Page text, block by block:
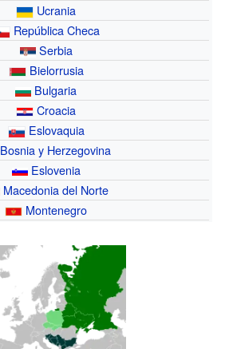
Ucrania
República Checa
Serbia
Bielorrusia
Bulgaria
Croacia
Eslovaquia
Bosnia y Herzegovina
Eslovenia
Macedonia del Norte
Montenegro